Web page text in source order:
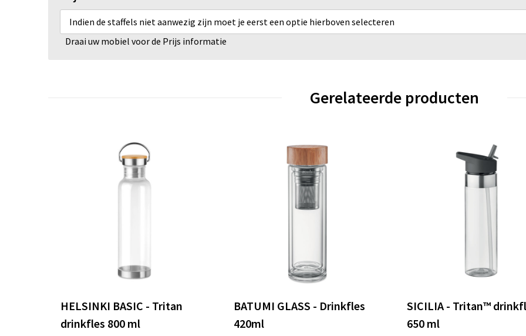
Indien de staffels niet aanwezig zijn moet je eerst een optie hierboven selecteren
Draai uw mobiel voor de Prijs informatie
Gerelateerde producten
HELSINKI BASIC - Tritan
drinkfles 800 ml
BATUMI GLASS - Drinkfles
420ml
SICILIA - Tritan™
650 ml